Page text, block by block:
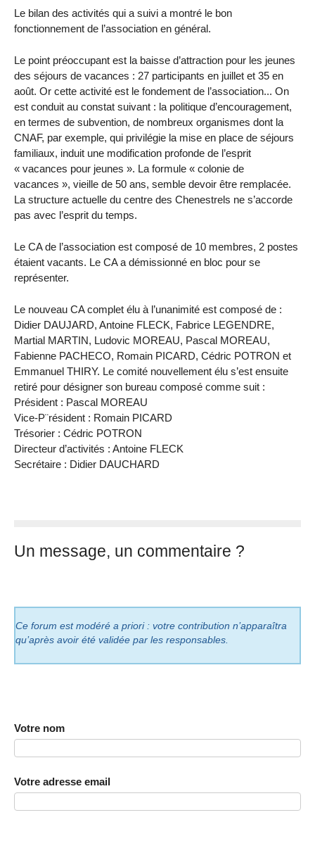
Le bilan des activités qui a suivi a montré le bon
fonctionnement de l’association en général.
Le point préoccupant est la baisse d’attraction pour les jeunes
des séjours de vacances : 27 participants en juillet et 35 en
août. Or cette activité est le fondement de l’association... On
est conduit au constat suivant : la politique d’encouragement,
en termes de subvention, de nombreux organismes dont la
CNAF, par exemple, qui privilégie la mise en place de séjours
familiaux, induit une modification profonde de l’esprit
« vacances pour jeunes ». La formule « colonie de
vacances », vieille de 50 ans, semble devoir être remplacée.
La structure actuelle du centre des Chenestrels ne s’accorde
pas avec l’esprit du temps.
Le CA de l’association est composé de 10 membres, 2 postes
étaient vacants. Le CA a démissionné en bloc pour se
représenter.
Le nouveau CA complet élu à l’unanimité est composé de :
Didier DAUJARD, Antoine FLECK, Fabrice LEGENDRE,
Martial MARTIN, Ludovic MOREAU, Pascal MOREAU,
Fabienne PACHECO, Romain PICARD, Cédric POTRON et
Emmanuel THIRY. Le comité nouvellement élu s’est ensuite
retiré pour désigner son bureau composé comme suit :
Président : Pascal MOREAU
Vice-P¨résident : Romain PICARD
Trésorier : Cédric POTRON
Directeur d’activités : Antoine FLECK
Secrétaire : Didier DAUCHARD
Un message, un commentaire ?
Ce forum est modéré a priori : votre contribution n’apparaîtra
qu’après avoir été validée par les responsables.
Votre nom
Votre adresse email